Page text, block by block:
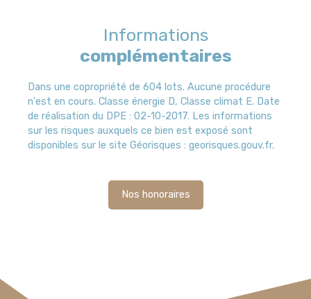
Informations
complémentaires
Dans une copropriété de 604 lots. Aucune procédure
n'est en cours. Classe énergie D, Classe climat E. Date
de réalisation du DPE : 02-10-2017. Les informations
sur les risques auxquels ce bien est exposé sont
disponibles sur le site Géorisques : georisques.gouv.fr.
Nos honoraires